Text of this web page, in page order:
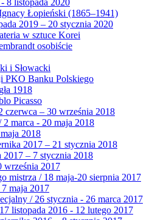
8 listopada 2020
Łopieński (1865–1941)
2019 – 20 stycznia 2020
w sztuce Korei
osobiście
i Słowacki
PKO Banku Polskiego
1918
Picasso
czerwca – 30 września 2018
marca - 20 maja 2018
2018
2017 – 21 stycznia 2018
– 7 stycznia 2018
września 2017
mistrza / 18 maja-20 sierpnia 2017
maja 2017
/ 26 stycznia - 26 marca 2017
listopada 2016 - 12 lutego 2017